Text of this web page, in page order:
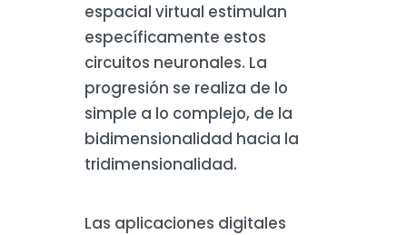
espacial virtual estimulan
específicamente estos
circuitos neuronales. La
progresión se realiza de lo
simple a lo complejo, de la
bidimensionalidad hacia la
tridimensionalidad.
Las aplicaciones digitales